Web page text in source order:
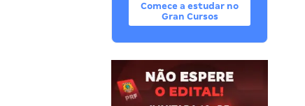
Comece a estudar no
Gran Cursos